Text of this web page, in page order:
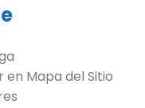
en Mapa del Sitio